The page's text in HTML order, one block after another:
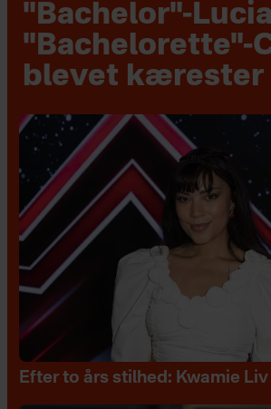
"Bachelor"-
"Bachelorette"-
blevet kærester
Efter to års stilhed: Kwamie